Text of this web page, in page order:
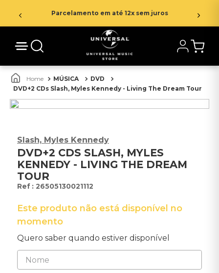
Parcelamento em até 12x sem juros
MÚSICA
DVD
DVD+2 CDs Slash, Myles Kennedy - Living The Dream Tour
Slash, Myles Kennedy
DVD+2 CDS SLASH, MYLES
KENNEDY - LIVING THE DREAM
TOUR
: 26505130021112
Este produto não está disponível no
momento
Quero saber quando estiver disponível